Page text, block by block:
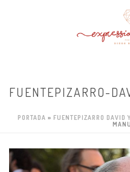
FUENTEPIZARRO-
PORTADA » FUENTEPIZARRO DAVID